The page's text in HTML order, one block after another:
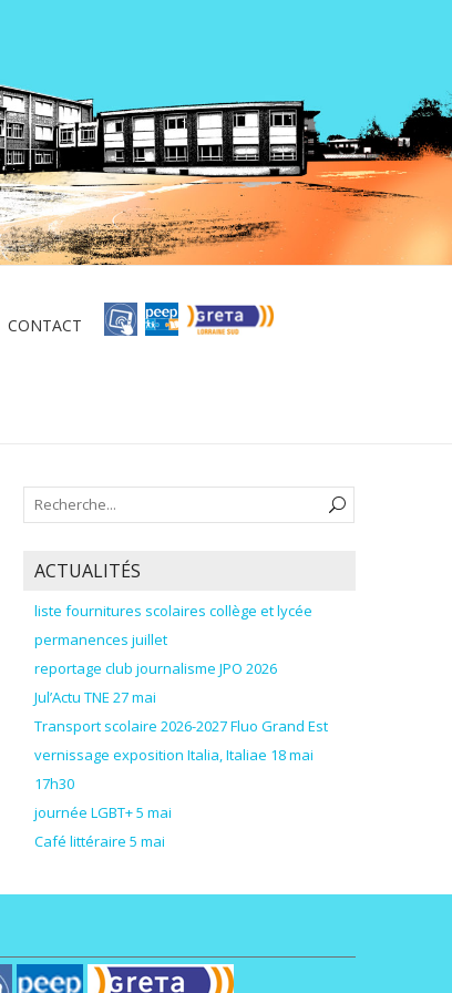
CONTACT
ACTUALITÉS
liste fournitures scolaires collège et lycée
permanences juillet
reportage club journalisme JPO 2026
Jul’Actu TNE 27 mai
Transport scolaire 2026-2027 Fluo Grand Est
vernissage exposition Italia, Italiae 18 mai
17h30
journée LGBT+ 5 mai
Café littéraire 5 mai